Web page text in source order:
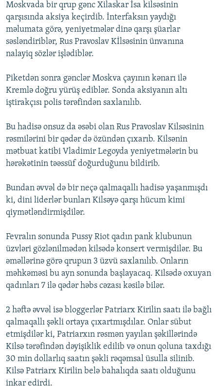
AZADLIQRADIOSU MOBIL TELEFONUNUZDA
BIZIMLƏ ƏLAQƏ
XƏBƏR BÜLLETENLƏRIMIZ
RFE/RL-in bütün saytları
Moskvada bir qrup gənc Xilaskar İsa kilsəsinin
qarşısında aksiya keçirdib. İnterfaksın yaydığı
məlumata görə, yeniyetmələr dinə qarşı şüarlar
səsləndiriblər, Rus Pravoslav Kİlsəsinin ünvanına
nalayiq sözlər işlədiblər.
Piketdən sonra gənclər Moskva çayının kənarı ilə
Kremlə doğru yürüş ediblər. Sonda aksiyanın altı
iştirakçısı polis tərəfindən saxlanılıb.
Bu hadisə onsuz da əsəbi olan Rus Pravoslav Kilsəsinin
rəsmilərini bir qədər də özündən çıxarıb. Kilsənin
mətbuat katibi Vladimir Legoyda yeniyetmələrin bu
hərəkətinin təəssüf doğurduğunu bildirib.
Bundan əvvəl də bir neçə qalmaqallı hadisə yaşanmışdı
ki, dini liderlər bunları Kilsəyə qarşı hücum kimi
qiymətləndirmişdilər.
Fevralın sonunda Pussy Riot qadın pank klubunun
üzvləri gözlənilmədən kilsədə konsert vermişdilər. Bu
əməllərinə görə qrupun 3 üzvü saxlanılıb. Onların
məhkəməsi bu ayn sonunda başlayacaq. Kilsədə oxuyan
qadınları 7 ilə qədər həbs cəzası kəsilə bilər.
2 həftə əvvəl isə bloggerlər Patriarx Kirilin saatı ilə bağlı
qalmaqallı şəkli ortaya çıxartmışdılar. Onlar sübut
etmişdilər ki, Patriarxın rəsmən yayılan şəkillərində
Kilsə tərəfindən dəyişiklik edilib və onun qoluna taxdığı
30 min dollarlıq saatın şəkli rəqəmsal üsulla silinib.
Kilsə Patriarx Kirilin belə bahalıqda saatı olduğunu
inkar edirdi.